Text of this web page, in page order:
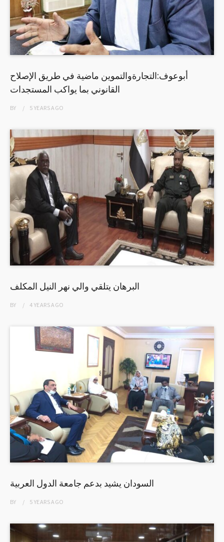
أبوعوف:التجارةوالتموين ماضية في طريق الإصلاح
القانوني بما يواكب المستجدات
BY 5 YEARSAGO
البرهان يتلقي والي نهر النيل المكلف
BY 4 YEARSAGO
السودان يشيد بدعم جامعة الدول العربية
BY 5 YEARSAGO